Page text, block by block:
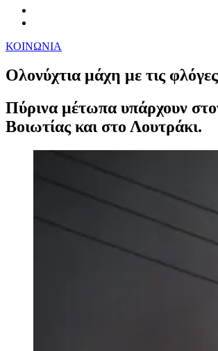
ΚΟΙΝΩΝΙΑ
Ολονύχτια μάχη με τις
Πύρινα μέτωπα υπάρχουν
Βοιωτίας και στο Λουτράκι.